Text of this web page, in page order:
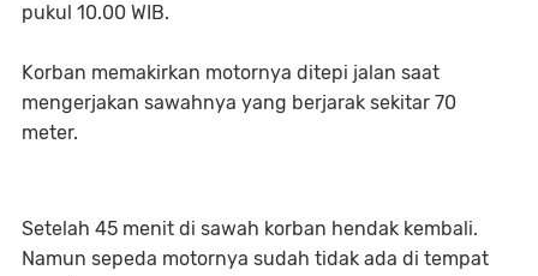
pukul 10.00 WIB.
Korban memakirkan motornya ditepi jalan saat
mengerjakan sawahnya yang berjarak sekitar 70
meter.
Setelah 45 menit di sawah korban hendak kembali.
Namun sepeda motornya sudah tidak ada di tempat